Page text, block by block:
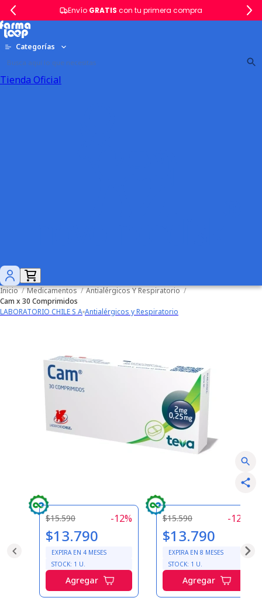
Envío GRATIS con tu primera compra
Categorías
Tienda Oficial
Inicio / Medicamentos / Antialérgicos Y Respiratorio /
Cam x 30 Comprimidos
LABORATORIO CHILE S A Antialérgicos y Respiratorio
$15.590 -12%
$13.790
EXPIRA EN 4 MESES
STOCK: 1 U.
Agregar
$15.590 -12
$13.790
EXPIRA EN 8 MESES
STOCK: 1 U.
Agregar